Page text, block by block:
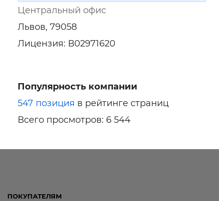
Центральный офис
Львов, 79058
Лицензия: В02971620
Популярность компании
547 позиция в рейтинге страниц
Всего просмотров: 6 544
ПОКУПАТЕЛЯМ